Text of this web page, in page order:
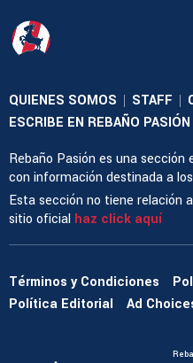
QUIENES SOMOS | STAFF |
ESCRIBE EN REBAÑO PASIÓN
Rebaño Pasión es una
con información destinada a
Esta sección no tiene relación
sitio oficial haz click aquí
Términos y Condiciones
Política Editorial
Ad